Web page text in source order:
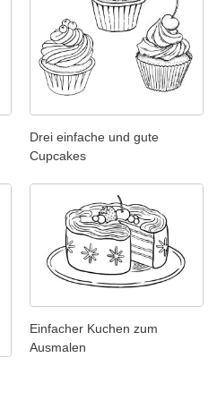
Drei einfache und gute
Cupcakes
Einfacher Kuchen zum
Ausmalen